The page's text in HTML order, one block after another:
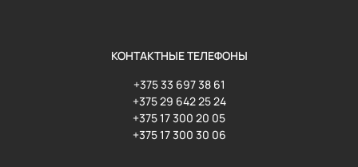
КОНТАКТНЫЕ ТЕЛЕФОНЫ
+375 33 697 38 61
+375 29 642 25 24
+375 17 300 20 05
+375 17 300 30 06